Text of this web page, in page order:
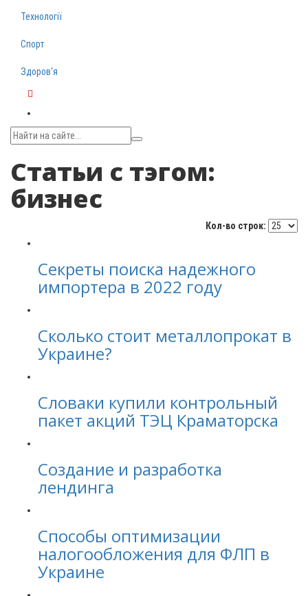
Технології
Спорт
Здоров‘я
Статьи с тэгом:
бизнес
Кол-во строк:
Секреты поиска надежного
импортера в 2022 году
Сколько стоит металлопрокат в
Украине?
Словаки купили контрольный
пакет акций ТЭЦ Краматорска
Создание и разработка
лендинга
Способы оптимизации
налогообложения для ФЛП в
Украине